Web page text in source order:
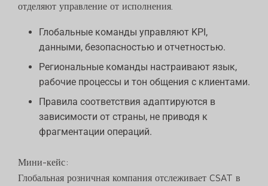
отделяют управление от исполнения.
Глобальные команды управляют KPI,
данными, безопасностью и отчетностью.
Региональные команды настраивают язык,
рабочие процессы и тон общения с клиентами.
Правила соответствия адаптируются в
зависимости от страны, не приводя к
фрагментации операций.
Мини-кейс:
Глобальная розничная компания отслеживает CSAT в